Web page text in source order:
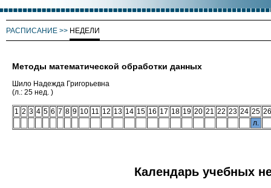
РАСПИСАНИЕ >> НЕДЕЛИ
Методы математической обработки данных
Шило Надежда Григорьевна
(л.: 25 нед. )
1 2 3 4 5 6 7 8 9 10 11 12 13 14 15 16 17 18 19 20 21 22 23 24 25 26
л.
Календарь учебных